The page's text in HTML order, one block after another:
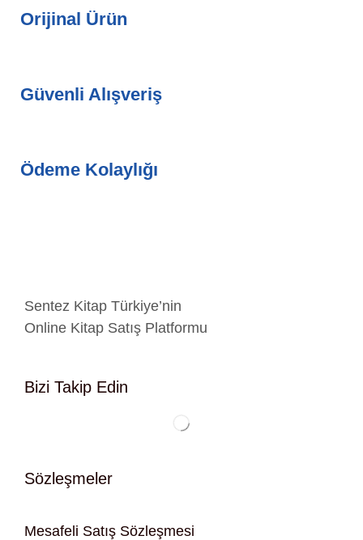
Orijinal Ürün
Güvenli Alışveriş
Ödeme Kolaylığı
Sentez Kitap Türkiye’nin
Online Kitap Satış Platformu
Bizi Takip Edin
Sözleşmeler
Mesafeli Satış Sözleşmesi